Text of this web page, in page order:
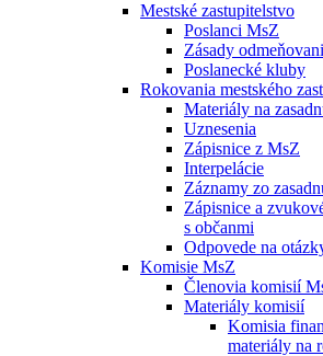
Mestské zastupitelstvo
Poslanci MsZ
Zásady
Poslanecké kluby
Rokovania mestského
Materiály na
Uznesenia
Zápisnice z MsZ
Interpelácie
Záznamy zo
Zápisnice a
s občanmi
Odpovede na
Komisie MsZ
Členovia komisií
Materiály komisií
Komisia
materiály na